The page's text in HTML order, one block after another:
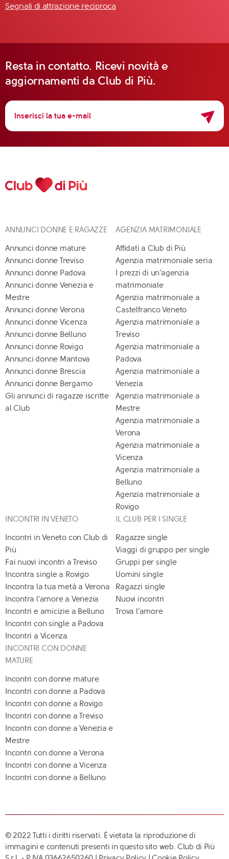
Segnali di attrazione reciproca
Resta in contatto. Ricevi novità e
aggiornamenti da Club di Più.
ANNUNCI DONNE E RAGAZZE
Annunci donne mature
Annunci donne Treviso
Annunci donne Padova
Annunci donne Venezia e
Mestre
Annunci donne Verona
Annunci donne Vicenza
Annunci donne Belluno
Annunci donne Rovigo
Annunci donne Mantova
Annunci donne Brescia
Annunci donne Bergamo
Gli annunci di ragazze iscritte
al Club
AGENZIA MATRIMONIALE
Affidati a Club di Più
Agenzia matrimoniale seria
I prezzi di un'agenzia
matrimoniale
Agenzia matrimoniale a
Castelfranco Veneto
Agenzia matrimoniale a
Treviso
Agenzia matrimoniale a
Padova
Agenzia matrimoniale a
Venezia
Agenzia matrimoniale a
Mestre
Agenzia matrimoniale a
Verona
Agenzia matrimoniale a
Vicenza
Agenzia matrimoniale a
Belluno
Agenzia matrimoniale a
Rovigo
INCONTRI IN VENETO
Incontri in Veneto con Club di
Più
Fai nuovi incontri a Treviso
Incontra single a Rovigo
Incontra la tua metà a Verona
Incontra l'amore a Venezia
Incontri e amicizie a Belluno
Incontri con single a Padova
Incontri a Vicenza
IL CLUB PER I SINGLE
Ragazze single
Viaggi di gruppo per single
Gruppi per single
Uomini single
Ragazzi single
Nuovi incontri
Trova l'amore
INCONTRI CON DONNE
MATURE
Incontri con donne mature
Incontri con donne a Padova
Incontri con donne a Rovigo
Incontri con donne a Treviso
Incontri con donne a Venezia e
Mestre
Incontri con donne a Verona
Incontri con donne a Vicenza
Incontri con donne a Belluno
© 2022 Tutti i diritti riservati. È vietata la riproduzione di
immagini e contenuti presenti in questo sito web. Club di Più